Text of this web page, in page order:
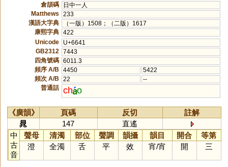
倉頡碼
日中一人
Matthews
233
漢語大字典
（一版）1508；（二版）1617
康熙字典 422
Unicode
U+6641
GB2312
7443
四角號碼 6011.3
頻序 A/B
4450
5422
頻次 A/B
22
--
普通話 ch o
《廣韻》 頁碼 反切
註解
晁
147
直遙
中
古
音
聲母 清濁 部位 聲調 韻攝 韻目 開合
等第
澄
全濁 舌 平 效 宵/宵 開 三